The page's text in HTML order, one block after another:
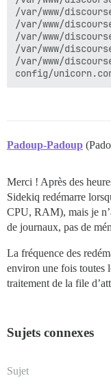
/var/www/
/var/www/
/var/www/
/var/www/
/var/www/
Padoup-Padoup
Merci ! Après des
Sidekiq redémarre
CPU, RAM), mais je
de journaux, pas de
La fréquence des
environ une fois toutes
traitement de la file
Sujets connexes
Sujet